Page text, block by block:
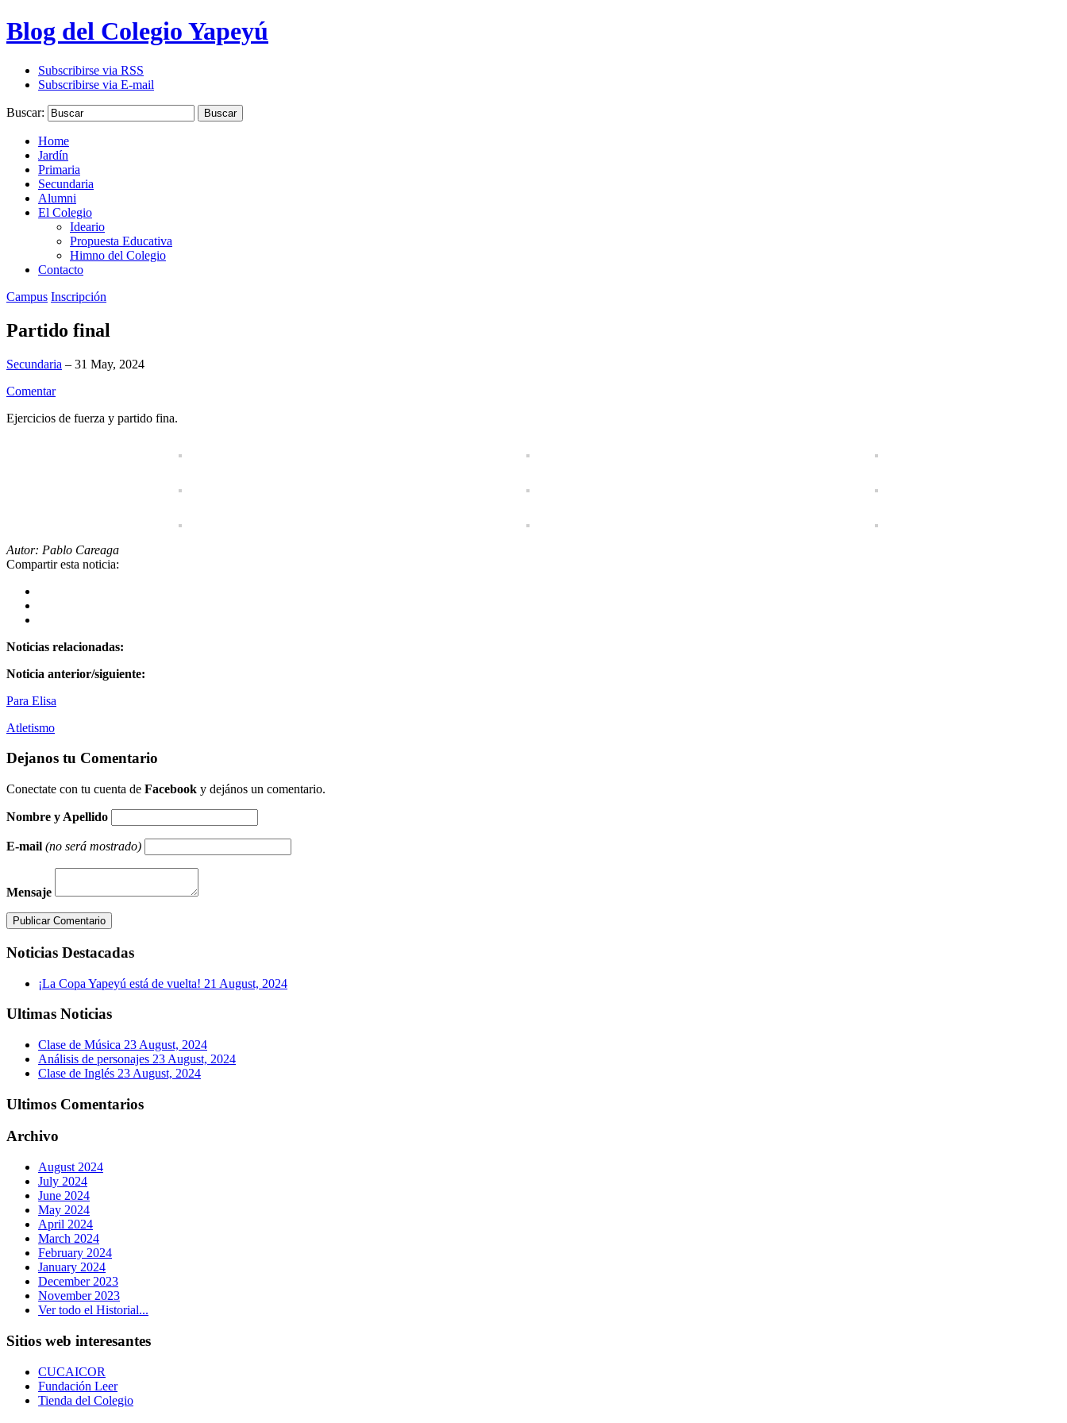
Blog del Colegio Yapeyú
Subscribirse via RSS
Subscribirse via E-mail
Buscar: Buscar
Home
Jardín
Primaria
Secundaria
Alumni
El Colegio
Ideario
Propuesta Educativa
Himno del Colegio
Contacto
Campus Inscripción
Partido final
Secundaria – 31 May, 2024
Comentar
Ejercicios de fuerza y partido fina.
Autor: Pablo Careaga
Compartir esta noticia:
Noticias relacionadas:
Noticia anterior/siguiente:
Para Elisa
Atletismo
Dejanos tu Comentario
Conectate con tu cuenta de Facebook y dejános un comentario.
Nombre y Apellido
E-mail (no será mostrado)
Mensaje
Publicar Comentario
Noticias Destacadas
¡La Copa Yapeyú está de vuelta! 21 August, 2024
Ultimas Noticias
Clase de Música 23 August, 2024
Análisis de personajes 23 August, 2024
Clase de Inglés 23 August, 2024
Ultimos Comentarios
Archivo
August 2024
July 2024
June 2024
May 2024
April 2024
March 2024
February 2024
January 2024
December 2023
November 2023
Ver todo el Historial...
Sitios web interesantes
CUCAICOR
Fundación Leer
Tienda del Colegio